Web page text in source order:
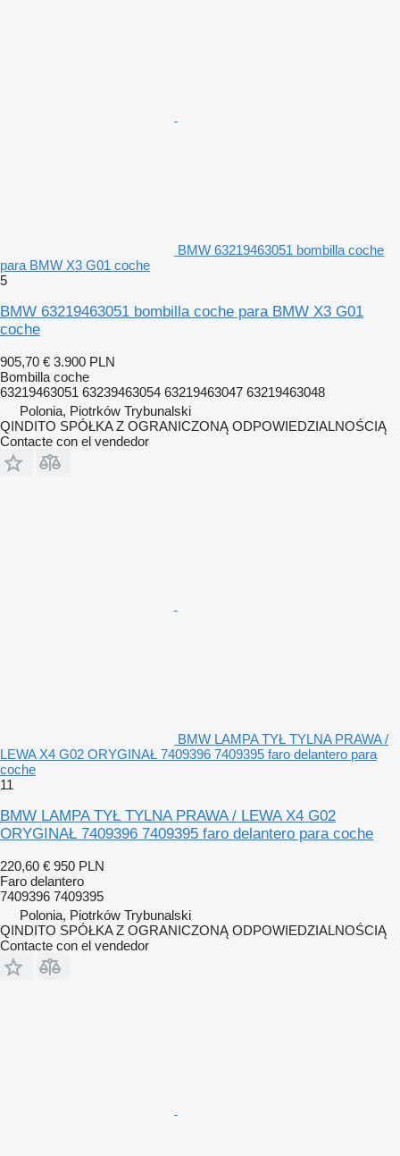
BMW 63219463051 bombilla coche
para BMW X3 G01 coche
5
BMW 63219463051 bombilla coche para BMW X3 G01
coche
905,70 € 3.900 PLN
Bombilla coche
63219463051 63239463054 63219463047 63219463048
Polonia, Piotrków Trybunalski
QINDITO SPÓŁKA Z OGRANICZONĄ ODPOWIEDZIALNOŚCIĄ
Contacte con el vendedor
BMW LAMPA TYŁ TYLNA PRAWA /
LEWA X4 G02 ORYGINAŁ 7409396 7409395 faro delantero para
coche
11
BMW LAMPA TYŁ TYLNA PRAWA / LEWA X4 G02
ORYGINAŁ 7409396 7409395 faro delantero para coche
220,60 € 950 PLN
Faro delantero
7409396 7409395
Polonia, Piotrków Trybunalski
QINDITO SPÓŁKA Z OGRANICZONĄ ODPOWIEDZIALNOŚCIĄ
Contacte con el vendedor